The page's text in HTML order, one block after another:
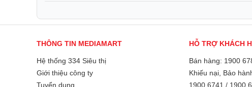
THÔNG TIN MEDIAMART
Hệ thống 334 Siêu thị
Giới thiệu công ty
Tuyển dụng
HỖ TRỢ KHÁCH
Bán hàng: 1900
Khiếu nại, Bảo
1900 6741 / 1900